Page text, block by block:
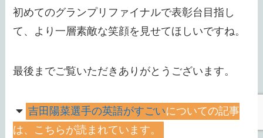
初めてのグランプリファイナルで表彰台目指し
て、より一層素敵な笑顔を見せてほしいですね。
最後までご覧いただきありがとうございます。
吉田陽菜選手の英語がすごいについての記事
は、こちらが読まれています。